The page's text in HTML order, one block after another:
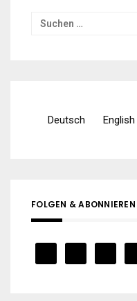
Suchen
Deutsch English
FOLGEN & ABONNIEREN